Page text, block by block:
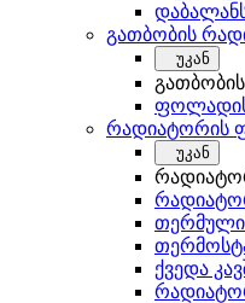
გათბობის
უკან
რადიატორის
უკან
თერმული
ქვედა